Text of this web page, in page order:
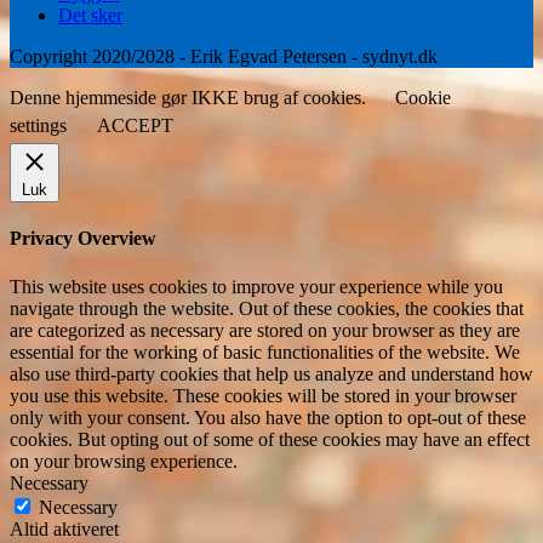
Det sker
Copyright 2020/2028 - Erik Egvad Petersen - sydnyt.dk
Denne hjemmeside gør IKKE brug af cookies.
Cookie
settings
ACCEPT
Luk
Privacy Overview
This website uses cookies to improve your experience while you
navigate through the website. Out of these cookies, the cookies that
are categorized as necessary are stored on your browser as they are
essential for the working of basic functionalities of the website. We
also use third-party cookies that help us analyze and understand how
you use this website. These cookies will be stored in your browser
only with your consent. You also have the option to opt-out of these
cookies. But opting out of some of these cookies may have an effect
on your browsing experience.
Necessary
Necessary
Altid aktiveret